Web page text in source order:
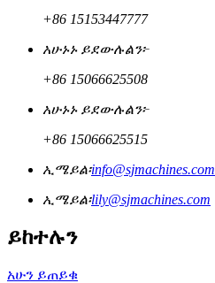
+86 15153447777
አሁኑኑ ይደውሉልን፦
+86 15066625508
አሁኑኑ ይደውሉልን፦
+86 15066625515
ኢሜይል፡info@sjmachines.com
ኢሜይል፡lily@sjmachines.com
ይከተሉን
አሁን ይጠይቁ